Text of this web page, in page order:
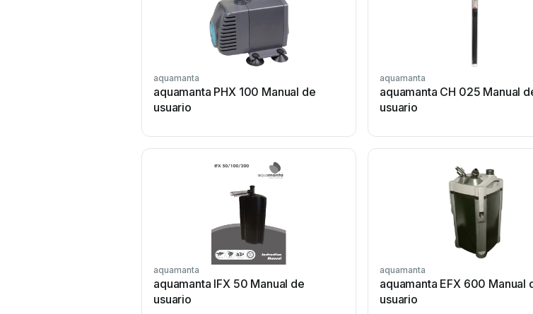
aquamanta
aquamanta PHX 100 Manual de
usuario
aquamanta
aquamanta CH 025 Manual
usuario
aquamanta
aquamanta IFX 50 Manual de
usuario
aquamanta
aquamanta EFX 600 Manual
usuario